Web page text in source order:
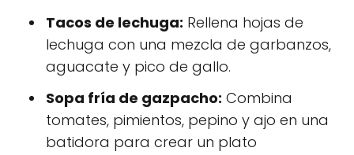
Tacos de lechuga: Rellena hojas de
lechuga con una mezcla de garbanzos,
aguacate y pico de gallo.
Sopa fría de gazpacho: Combina
tomates, pimientos, pepino y ajo en una
batidora para crear un plato